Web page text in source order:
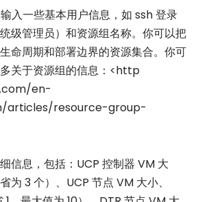
入一些基本用户信息，如 ssh 登录
级管理员）和资源组名称。你可以把
命周期和部署边界的资源集合。你可
关于资源组的信息：<http
en-
articles/resource-group-
信息，包括：UCP 控制器 VM 大
为 3 个）、UCP 节点 VM 大小、